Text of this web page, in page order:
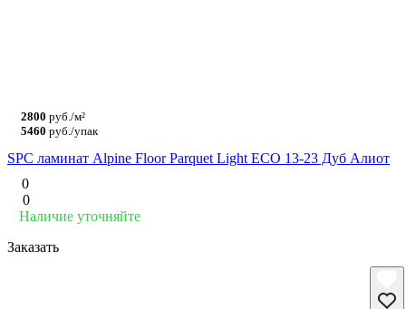
2800 руб./м²
5460 руб./упак
SPC ламинат Alpine Floor Parquet Light ЕСО 13-23 Дуб Алиот
0
0
Наличие уточняйте
Заказать